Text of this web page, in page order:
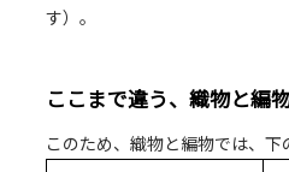
す）。
ここまで違う、織物と編
このため、織物と編物では、下